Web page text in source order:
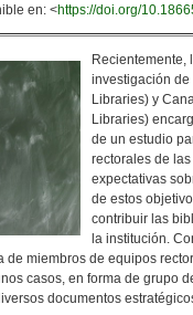
en: <https://doi.org/
Recientemente,
investigación de
Libraries) y
Libraries)
de un estudio
rectorales de
expectativas
de estos
contribuir las
la institución.
miembros de equipos
casos, en forma de grupo
documentos